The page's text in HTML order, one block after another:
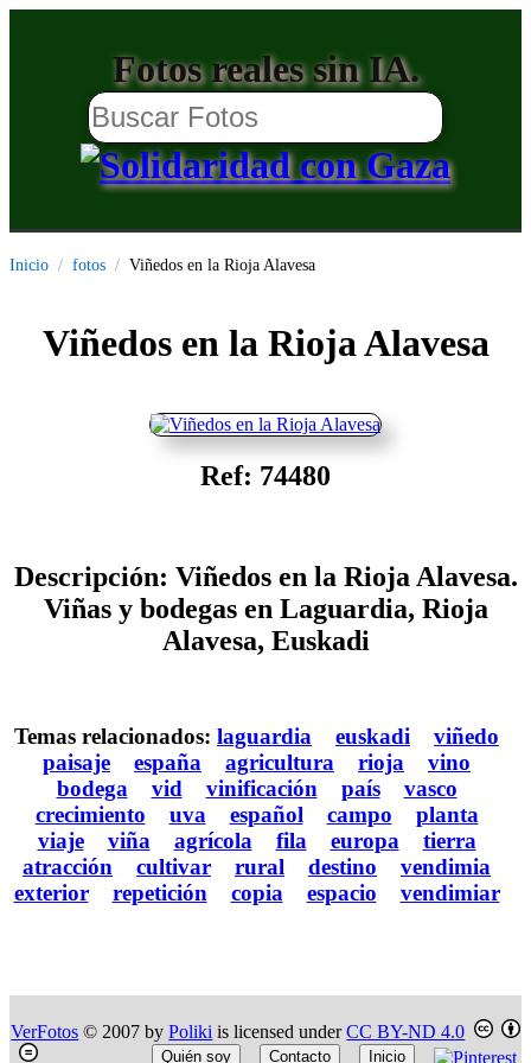
Fotos reales sin IA.
Inicio fotos Viñedos en la Rioja Alavesa
Viñedos en la Rioja Alavesa
Ref: 74480
Descripción: Viñedos en la Rioja Alavesa.
Viñas y bodegas en Laguardia, Rioja
Alavesa, Euskadi
Temas relacionados: laguardia euskadi
viñedo
paisaje
españa agricultura rioja
vino
bodega
vid vinificación país
vasco
crecimiento
uva español campo
planta
viaje
viña agrícola fila europa
tierra
atracción
cultivar rural destino
vendimia
exterior
repetición copia espacio vendimiar
VerFotos © 2007 byPoliki is licensed underCC BY-ND 4.0
Quién soy Contacto Inicio